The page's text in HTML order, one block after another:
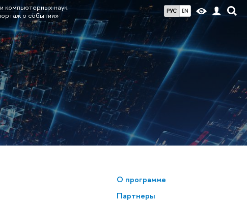
РУС EN
компьютерных наук
о событии»
О программе
Партнеры